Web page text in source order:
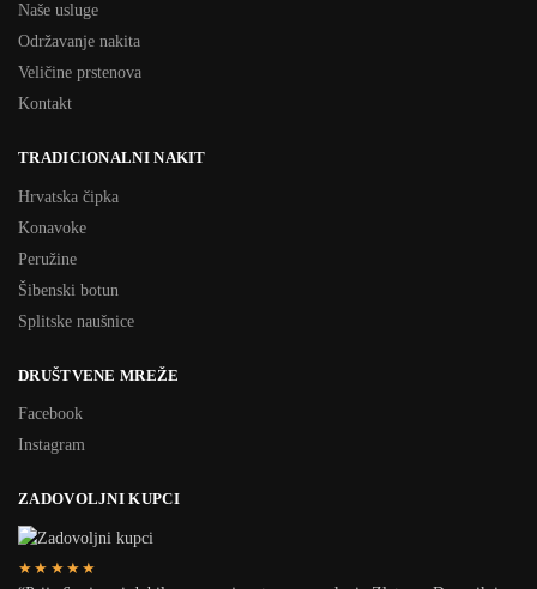
Naše usluge
Održavanje nakita
Veličine prstenova
Kontakt
TRADICIONALNI NAKIT
Hrvatska čipka
Konavoke
Peružine
Šibenski botun
Splitske naušnice
DRUŠTVENE MREŽE
Facebook
Instagram
ZADOVOLJNI KUPCI
★★★★★